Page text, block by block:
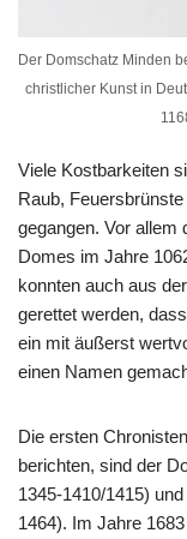
Der Domschatz Minden
christlicher Kunst in
Viele Kostbarkeiten
Raub,
gegangen. Vor allem
Domes im Jahre
konnten auch aus
gerettet werden,
ein mit äußerst
einen Namen
Die ersten
berichten, sind der
1345-1410/1415)
1464). Im Jahre